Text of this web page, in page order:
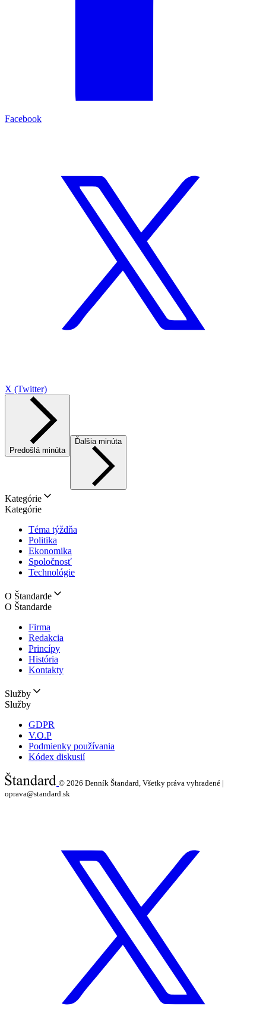
Facebook
X (Twitter)
Predošlá minúta
Ďalšia minúta
Kategórie
Kategórie
Téma týždňa
Politika
Ekonomika
Spoločnosť
Technológie
O Štandarde
O Štandarde
Firma
Redakcia
Princípy
História
Kontakty
Služby
Služby
GDPR
V.O.P
Podmienky používania
Kódex diskusií
© 2026 Denník Štandard, Všetky práva vyhradené |
oprava@standard.sk